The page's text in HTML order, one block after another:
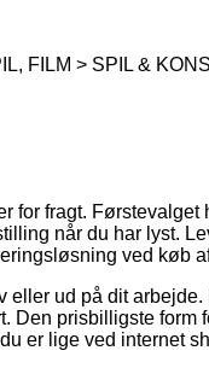
FILM > SPIL &
for fragt.
når du har lyst.
ved køb
ud på dit
Den prisbilligste form
er lige ved internet